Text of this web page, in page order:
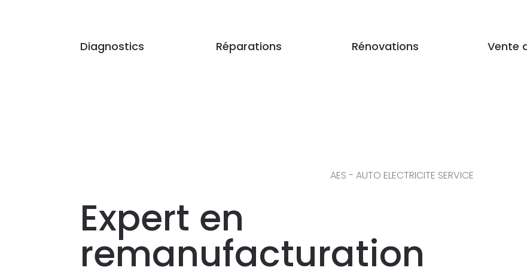
Diagnostics Réparations Rénovations Vente
AES - AUTO ELECTRICITE SERVICE
Expert en
remanufacturation